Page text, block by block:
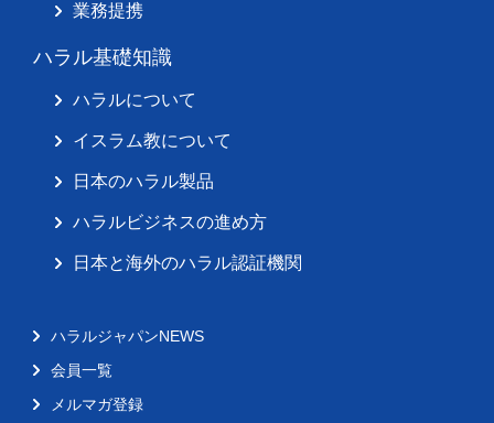
業務提携
ハラル基礎知識
ハラルについて
イスラム教について
日本のハラル製品
ハラルビジネスの進め方
日本と海外のハラル認証機関
ハラルジャパンNEWS
会員一覧
メルマガ登録